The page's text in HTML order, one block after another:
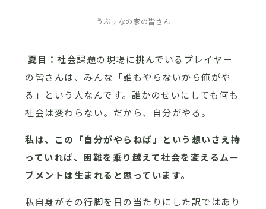
うぶすなの家の皆さん
夏目：社会課題の現場に挑んでいるプレイヤー
の皆さんは、みんな「誰もやらないから俺がや
る」という人なんです。誰かのせいにしても何も
社会は変わらない。だから、自分がやる。
私は、この「自分がやらねば」という想いさえ持
っていれば、困難を乗り越えて社会を変えるムー
ブメントは生まれると思っています。
私自身がその行脚を目の当たりにした訳ではあり